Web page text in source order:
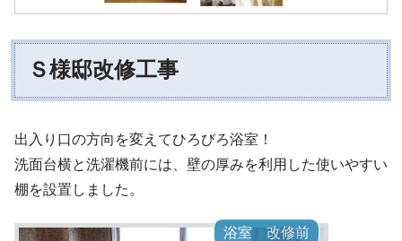
Ｓ様邸改修工事
出入り口の方向を変えてひろびろ浴室！
洗面台横と洗濯機前には、壁の厚みを利用した使いやすい
棚を設置しました。
浴室 改修前